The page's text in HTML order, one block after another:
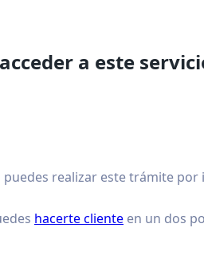
a este
realizar este trámite por
hacerte cliente en un dos